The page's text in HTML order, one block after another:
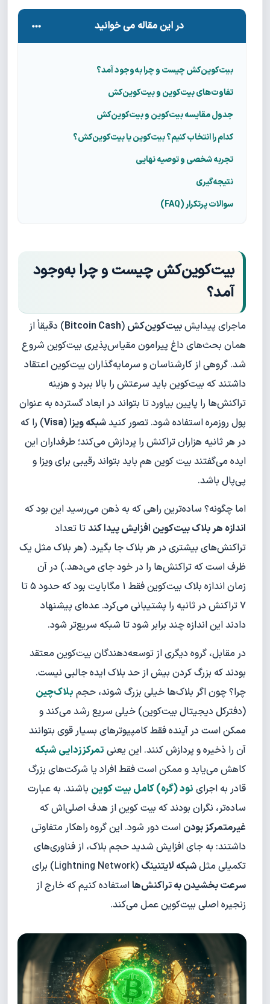
در این مقاله می خوانید
بیت‌کوین‌کش چیست و چرا به‌وجود آمد؟
تفاوت‌های بیت‌کوین و بیت‌کوین‌کش
جدول مقایسه بیت‌کوین و بیت‌کوین‌کش
کدام را انتخاب کنیم؟ بیت‌کوین یا بیت‌کوین‌کش؟
تجربه شخصی و توصیه نهایی
نتیجه‌گیری
سوالات پرتکرار (FAQ)
بیت‌کوین‌کش چیست و چرا به‌وجود
آمد؟
ماجرای پیدایشبیت‌کوین‌کش (
Bitcoin Cash) دقیقاً از
همان بحث‌های داغ پیرامون مقیاس‌پذیری بیت‌کوین شروع
شد. گروهی از کارشناسان و سرمایه‌گذاران بیت‌کوین اعتقاد
داشتند که بیت‌کوین باید سرعتش را بالا ببرد و هزینه
تراکنش‌ها را پایین بیاورد تا بتواند در ابعاد گسترده به عنوان
پول روزمره استفاده شود. تصور کنیدشبکه ویزا(
Visa) را که
در هر ثانیه هزاران تراکنش را پردازش می‌کند؛ طرفداران این
ایده می‌گفتند بیت کوین هم باید بتواند رقیبی برای ویزا و
پی‌پال باشد.
اما چگونه؟ ساده‌ترین راهی که به ذهن می‌رسید این بود که
اندازه هر بلاک بیت‌کوین افزایش پیدا کندتا تعداد
تراکنش‌های بیشتری در هر بلاک جا بگیرد. (هر بلاک مثل یک
ظرف است که تراکنش‌ها را در خود جای می‌دهد.) در آن
زمان اندازه بلاک بیت‌کوین فقط ۱ مگابایت بود که حدود ۵ تا
۷ تراکنش در ثانیه را پشتیبانی می‌کرد. عده‌ای پیشنهاد
دادند این اندازه چند برابر شود تا شبکه سریع‌تر شود.
در مقابل، گروه دیگری از توسعه‌دهندگان بیت‌کوین معتقد
بودند که بزرگ کردن بیش از حد بلاک ایده جالبی نیست.
چرا؟ چون اگر بلاک‌ها خیلی بزرگ شوند، حجم بلاک‌چین
(دفترکل دیجیتال بیت‌کوین) خیلی سریع رشد می‌کند و
ممکن است در آینده فقط کامپیوترهای بسیار قوی بتوانند
آن را ذخیره و پردازش کنند. این یعنی تمرکززدایی شبکه
کاهش می‌یابد و ممکن است فقط افراد یا شرکت‌های بزرگ
قادر به اجرای نود (گره) کامل بیت کوین باشند. به عبارت
ساده‌تر، نگران بودند که بیت کوین از هدف اصلی‌اش که
غیرمتمرکز بودن است دور شود. این گروه راهکار متفاوتی
داشتند: به جای افزایش شدید حجم بلاک، از فناوری‌های
تکمیلی مثلشبکه لایتنینگ (Lightning Network) برای
سرعت بخشیدن به تراکنش‌هااستفاده کنیم که خارج از
زنجیره اصلی بیت‌کوین عمل می‌کند.